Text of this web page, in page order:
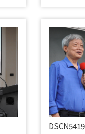
DSCN5419